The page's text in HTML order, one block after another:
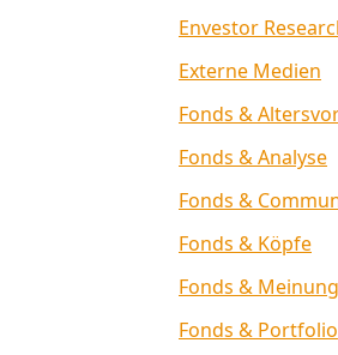
Envestor
Externe Medien
Fonds &
Fonds & Analyse
Fonds &
Fonds & Köpfe
Fonds & Meinung
Fonds & Portfolio